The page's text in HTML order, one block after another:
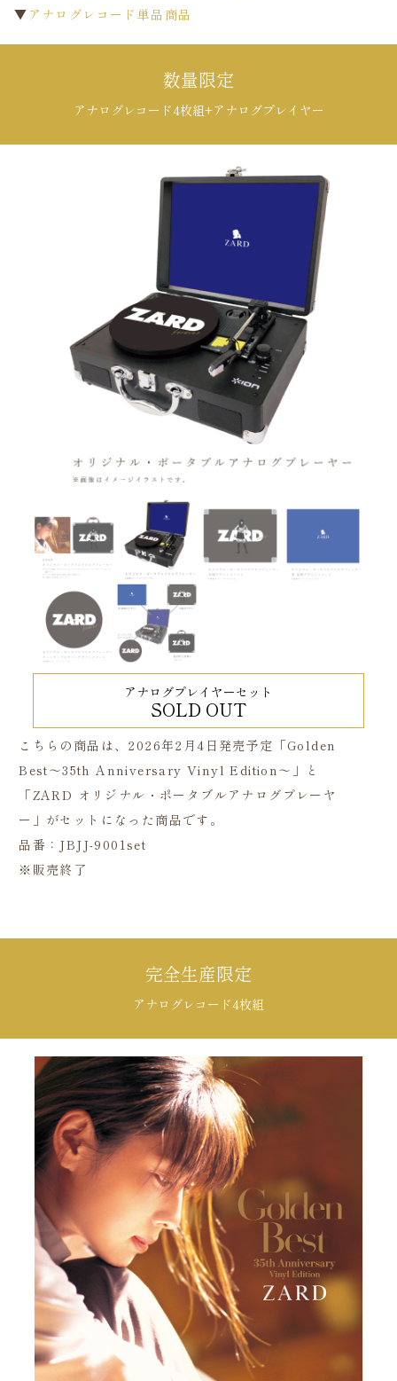
▼ アナログレコード単品商品
数量限定
アナログレコード4枚組+アナログプレイヤー
アナログプレイヤーセット
SOLD OUT
こちらの商品は、2026年2月4日発売予定「Golden
Best～35th Anniversary Vinyl Edition～」と
「ZARD オリジナル・ポータブルアナログプレーヤ
ー」がセットになった商品です。
品番：JBJJ-9001set
※販売終了
完全生産限定
アナログレコード4枚組